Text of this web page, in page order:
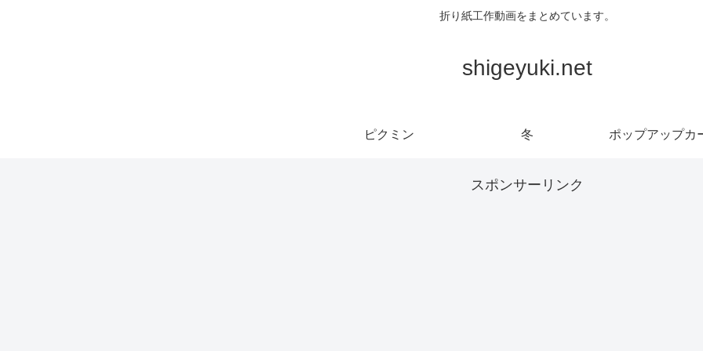
折り紙工作動画をまとめています。
shigeyuki.net
ピクミン 冬 ポップアップカ
スポンサーリンク